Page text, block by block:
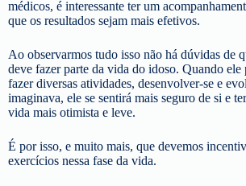
médicos, é interessante ter um
que os resultados sejam mais efetivos.
Ao observarmos tudo isso não há dúvidas de
deve fazer parte da vida do idoso. Quando ele
fazer diversas atividades, desenvolver-se e
imaginava, ele se sentirá mais seguro de si e
vida mais otimista e leve.
É por isso, e muito mais, que devemos
exercícios nessa fase da vida.